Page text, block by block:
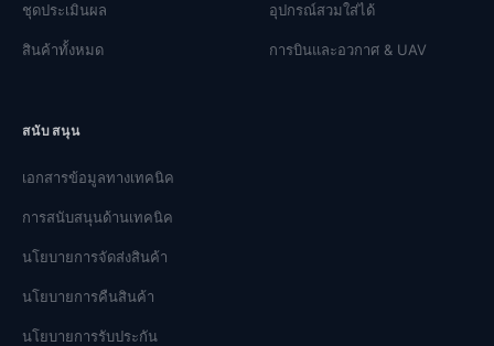
ชุดประเมินผล
สินค้าทั้งหมด
อุปกรณ์สวมใส่ได้
การบินและอวกาศ & UAV
สนับสนุน
เอกสารข้อมูลทางเทคนิค
การสนับสนุนด้านเทคนิค
นโยบายการจัดส่งสินค้า
นโยบายการคืนสินค้า
นโยบายการรับประกัน